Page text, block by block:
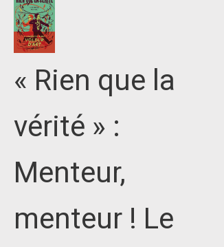
« Rien que la
vérité » :
Menteur,
menteur ! Le